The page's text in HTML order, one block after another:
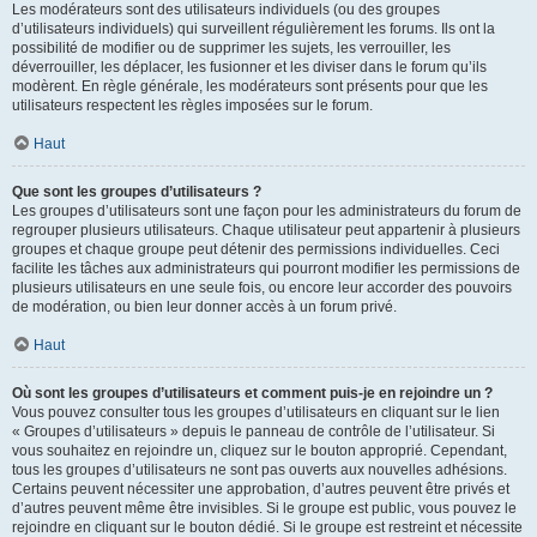
Les modérateurs sont des utilisateurs individuels (ou des groupes
d’utilisateurs individuels) qui surveillent régulièrement les forums. Ils ont la
possibilité de modifier ou de supprimer les sujets, les verrouiller, les
déverrouiller, les déplacer, les fusionner et les diviser dans le forum qu’ils
modèrent. En règle générale, les modérateurs sont présents pour que les
utilisateurs respectent les règles imposées sur le forum.
Haut
Que sont les groupes d’utilisateurs ?
Les groupes d’utilisateurs sont une façon pour les administrateurs du forum de
regrouper plusieurs utilisateurs. Chaque utilisateur peut appartenir à plusieurs
groupes et chaque groupe peut détenir des permissions individuelles. Ceci
facilite les tâches aux administrateurs qui pourront modifier les permissions de
plusieurs utilisateurs en une seule fois, ou encore leur accorder des pouvoirs
de modération, ou bien leur donner accès à un forum privé.
Haut
Où sont les groupes d’utilisateurs et comment puis-je en rejoindre un ?
Vous pouvez consulter tous les groupes d’utilisateurs en cliquant sur le lien
« Groupes d’utilisateurs » depuis le panneau de contrôle de l’utilisateur. Si
vous souhaitez en rejoindre un, cliquez sur le bouton approprié. Cependant,
tous les groupes d’utilisateurs ne sont pas ouverts aux nouvelles adhésions.
Certains peuvent nécessiter une approbation, d’autres peuvent être privés et
d’autres peuvent même être invisibles. Si le groupe est public, vous pouvez le
rejoindre en cliquant sur le bouton dédié. Si le groupe est restreint et nécessite